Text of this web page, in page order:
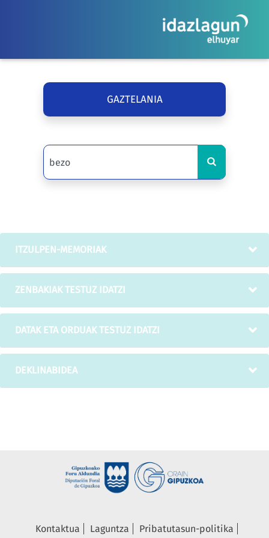
GAZTELANIA
ITZULPEN-MEMORIAK
ZENBAKIAK TESTUZ IDATZI
DATAK ETA ORDUAK TESTUZ IDATZI
DEKLINABIDEA
Kontaktua Laguntza
Pribatutasun-politika